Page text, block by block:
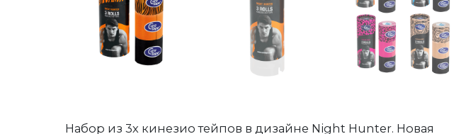
Набор из 3х кинезио тейпов в дизайне Night Hunter. Новая